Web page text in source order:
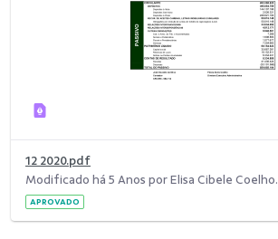
12 2020.pdf
Modificado há 5 Anos por Elisa Cibele Coelho.
APROVADO